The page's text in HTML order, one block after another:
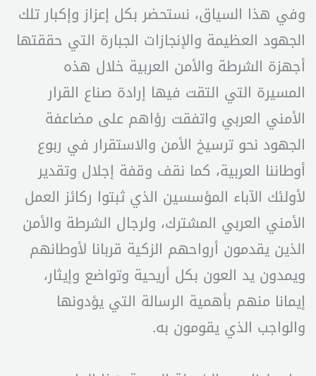
وفي هذا السياق، نستحضر بكل إعزاز وإكبار تلك
الجهود العظيمة والإنجازات الجبارة التي حققتها
أجهزة الشرطة والأمن العربية خلال هذه
المسيرة التي التقت فيها إرادة صناع القرار
الأمني العربي واتفقت رؤاهم على مضاعفة
الجهود نحو ترسيخ الأمن والاستقرار في ربوع
أوطاننا العربية، كما نقف وقفة إجلال وتقدير
لأولئك الآباء المؤسسين الذي ثبتوا ركائز العمل
الأمني العربي المشترك، ولرجال الشرطة والأمن
الذين يقدمون أرواحهم الزكية قربانا لأوطانهم
ويمدون يد العون بكل أريحية وتواضع وإيثار،
إيمانا منهم بأهمية الرسالة التي يؤدونها
والواجب الذي يقومون به.